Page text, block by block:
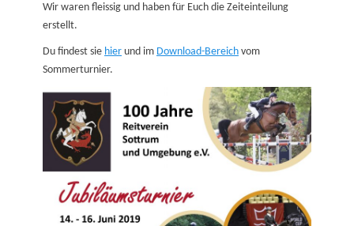
Wir waren fleissig und haben für Euch die Zeiteinteilung
erstellt.
Du findest sie hier und im Download-Bereich vom
Sommerturnier.